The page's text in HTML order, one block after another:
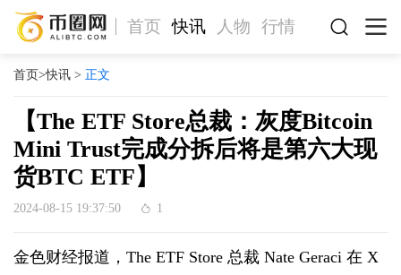
首页 快讯 人物 行情
首页>快讯> 正文
【The ETF Store总裁：灰度Bitcoin
Mini Trust完成分拆后将是第六大现
货BTC ETF】
2024-08-15 19:37:50 1
金色财经报道，The ETF Store 总裁 Nate Geraci 在 X